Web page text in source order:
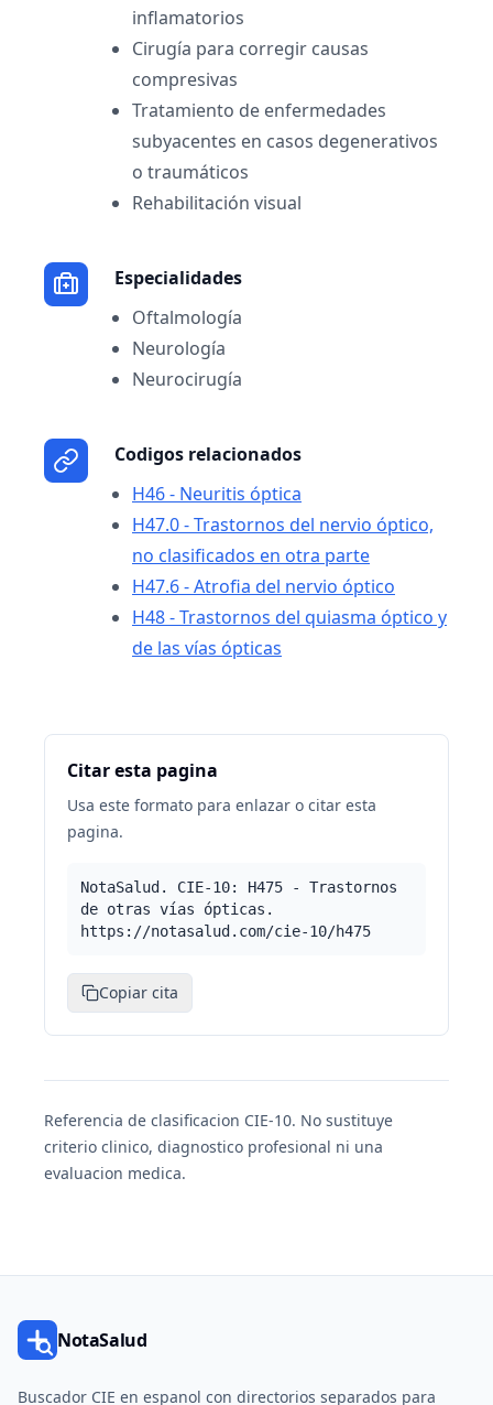
inflamatorios
Cirugía para corregir causas
compresivas
Tratamiento de enfermedades
subyacentes en casos degenerativos
o traumáticos
Rehabilitación visual
Especialidades
Oftalmología
Neurología
Neurocirugía
Codigos relacionados
H46 - Neuritis óptica
H47.0 - Trastornos del nervio óptico,
no clasificados en otra parte
H47.6 - Atrofia del nervio óptico
H48 - Trastornos del quiasma óptico y
de las vías ópticas
Citar esta pagina
Usa este formato para enlazar o citar esta
pagina.
NotaSalud. CIE-10: H475 - Trastornos
de otras vías ópticas.
https://notasalud.com/cie-10/h475
Copiar cita
Referencia de clasificacion CIE-10. No sustituye
criterio clinico, diagnostico profesional ni una
evaluacion medica.
NotaSalud
Buscador CIE en espanol con directorios separados para